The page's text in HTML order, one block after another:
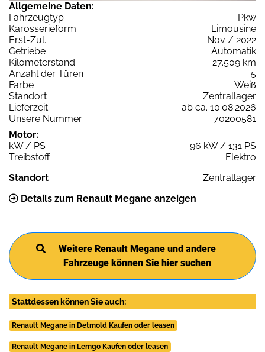
Allgemeine Daten:
Fahrzeugtyp
Pkw
Karosserieform
Limousine
Erst-Zul.
Nov / 2022
Getriebe
Automatik
Kilometerstand
27.509 km
Anzahl der Türen
5
Farbe
Weiß
Standort
Zentrallager
Lieferzeit
ab ca. 10.08.2026
Unsere Nummer
70200581
Motor:
kW / PS
96 kW / 131 PS
Treibstoff
Elektro
Standort
Zentrallager
Details zum Renault Megane anzeigen
Weitere Renault Megane und andere
Fahrzeuge können Sie hier suchen
Stattdessen können Sie auch:
Renault Megane in Detmold Kaufen oder leasen
Renault Megane in Lemgo Kaufen oder leasen